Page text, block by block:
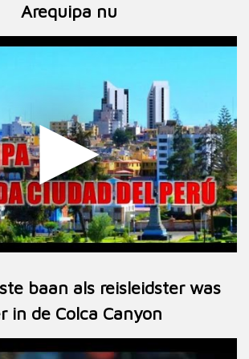
Arequipa nu
baan als reisleidster was
in de Colca Canyon